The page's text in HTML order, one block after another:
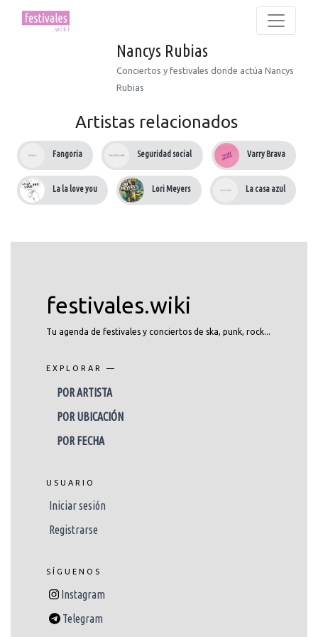
Nancys Rubias
Conciertos y festivales donde actúa Nancys
Rubias
Artistas relacionados
Fangoria Seguridad social Varry Brava
La la love you Lori Meyers La casa azul
festivales.wiki
Tu agenda de festivales y conciertos de ska, punk, rock...
EXPLORAR —
POR ARTISTA
POR UBICACIÓN
POR FECHA
USUARIO
Iniciar sesión
Registrarse
SÍGUENOS
Instagram
Telegram